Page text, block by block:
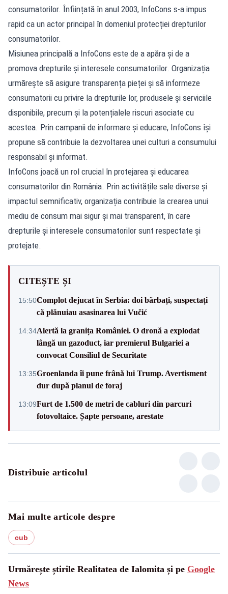
consumatorilor. Înființată în anul 2003, InfoCons s-a impus
rapid ca un actor principal în domeniul protecției drepturilor
consumatorilor.
Misiunea principală a InfoCons este de a apăra și de a
promova drepturile și interesele consumatorilor. Organizația
urmărește să asigure transparența pieței și să informeze
consumatorii cu privire la drepturile lor, produsele și serviciile
disponibile, precum și la potențialele riscuri asociate cu
acestea. Prin campanii de informare și educare, InfoCons își
propune să contribuie la dezvoltarea unei culturi a consumului
responsabil și informat.
InfoCons joacă un rol crucial în protejarea și educarea
consumatorilor din România. Prin activitățile sale diverse și
impactul semnificativ, organizația contribuie la crearea unui
mediu de consum mai sigur și mai transparent, în care
drepturile și interesele consumatorilor sunt respectate și
protejate.
CITEȘTE ȘI
15:50Complot dejucat în Serbia: doi bărbați, suspectați
că plănuiau asasinarea lui Vučić
14:34Alertă la granița României. O dronă a explodat
lângă un gazoduct, iar premierul Bulgariei a
convocat Consiliul de Securitate
13:35Groenlanda îi pune frână lui Trump. Avertisment
dur după planul de foraj
13:09Furt de 1.500 de metri de cabluri din parcuri
fotovoltaice. Șapte persoane, arestate
Distribuie articolul
Mai multe articole despre
cub
Urmărește știrile Realitatea de Ialomita și pe Google
News